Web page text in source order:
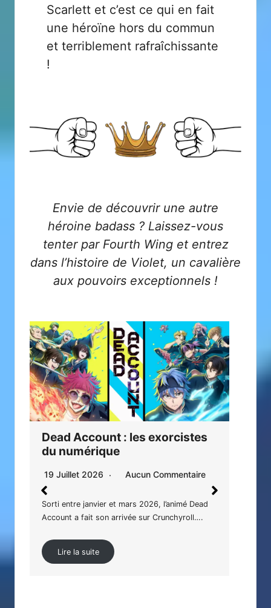
Scarlett et c’est ce qui en fait
une héroïne hors du commun
et terriblement rafraîchissante
!
Envie de découvrir une autre
héroine badass ? Laissez-vous
tenter par Fourth Wing et entrez
dans l’histoire de Violet, un cavalière
aux pouvoirs exceptionnels !
Dead Account : les exorcistes
du numérique
19 Juillet 2026 Aucun Commentaire
Sorti entre janvier et mars 2026, l’animé Dead
Account a fait son arrivée sur Crunchyroll….
Lire la suite